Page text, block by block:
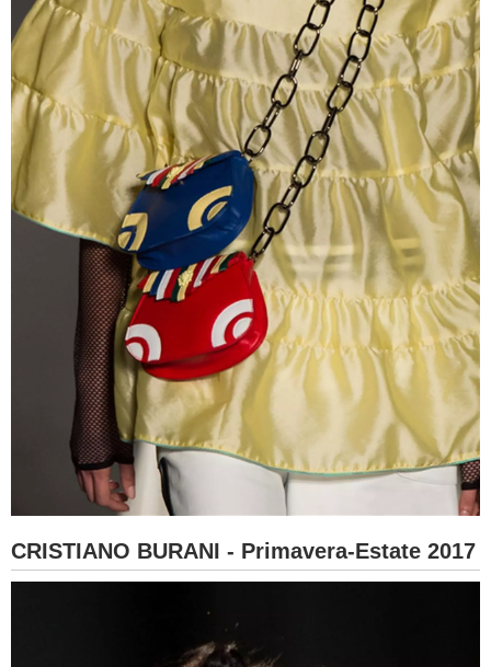
CRISTIANO BURANI - Primavera-Estate 2017